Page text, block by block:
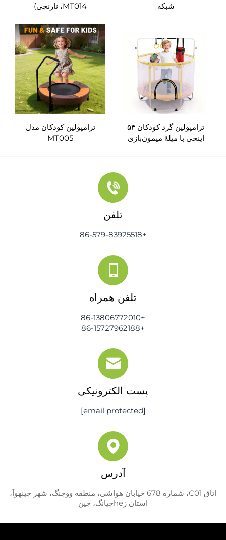
MT014، نارنجی)
ترامپولین گرد کودکان ۵۴
اینچی با میلهٔ میمون‌بازی
ترامپولین کودکان مدل
MT005
تلفن
تلفن همراه
پست الکترونیکی
آدرس
اتاق C01، شماره 678 خیابان هواشی، منطقه ووچنگ، شهر جینهوآ،
استان زheجیانگ، چین